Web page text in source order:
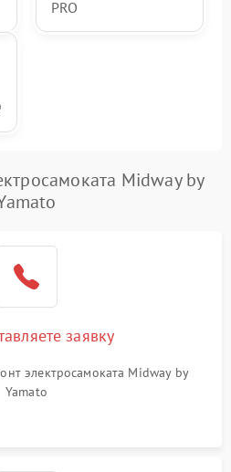
PRO
Midway by
заявку
электросамоката Midway by
Yamato